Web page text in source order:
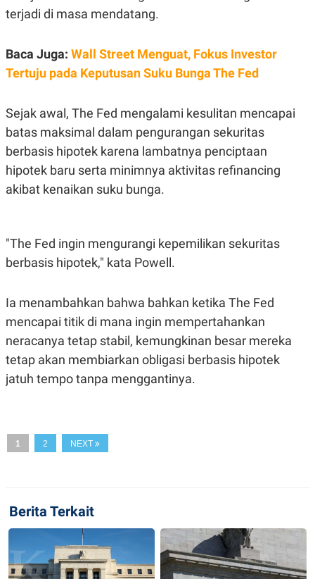
A
Y
E
.
I
A
N
G
A
N
A
N
K
I
N
E
J
A
E
M
E
P
E
R
A
E
R
T
S
I
N
G
D
I
SITEMAP PROFILETERM
OF
USE
terjadi di masa mendatang.
Baca Juga: Wall Street Menguat, Fokus Investor
Tertuju pada Keputusan Suku Bunga The Fed
Sejak awal, The Fed mengalami kesulitan mencapai
batas maksimal dalam pengurangan sekuritas
berbasis hipotek karena lambatnya penciptaan
hipotek baru serta minimnya aktivitas refinancing
akibat kenaikan suku bunga.
"The Fed ingin mengurangi kepemilikan sekuritas
berbasis hipotek," kata Powell.
Ia menambahkan bahwa bahkan ketika The Fed
mencapai titik di mana ingin mempertahankan
neracanya tetap stabil, kemungkinan besar mereka
tetap akan membiarkan obligasi berbasis hipotek
jatuh tempo tanpa menggantinya.
1 2 NEXT
Berita Terkait